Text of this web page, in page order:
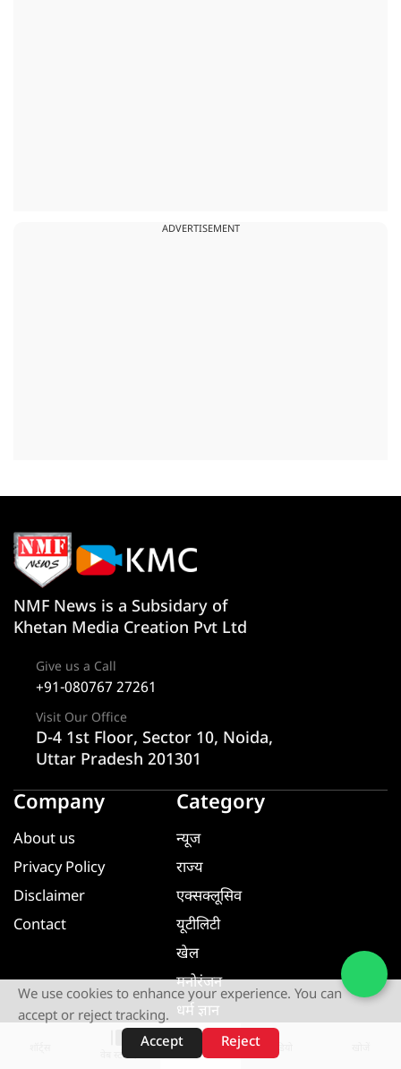
ADVERTISEMENT
वेब स्टोरीज़
NMF News is a Subsidary of
Khetan Media Creation Pvt Ltd
Give us a Call
+91-080767 27261
Visit Our Office
D-4 1st Floor, Sector 10, Noida,
Uttar Pradesh 201301
Company
About us
Privacy Policy
Disclaimer
Contact
Category
न्यूज
राज्य
एक्सक्लूसिव
यूटीलिटी
खेल
मनोरंजन
धर्म ज्ञान
यूटीलिटी
We use cookies to enhance your experience. You can
accept or reject tracking.
Accept
Reject